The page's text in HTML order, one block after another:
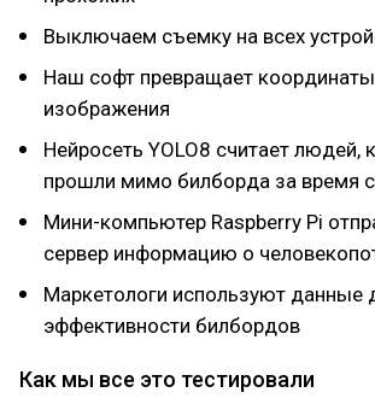
Выключаем съемку на всех
Наш софт превращает
изображения
Нейросеть YOLO8 считает людей,
прошли мимо билборда за время
Мини-компьютер Raspberry Pi
сервер информацию о
Маркетологи используют данные
эффективности билбордов
Как мы все это тестировали